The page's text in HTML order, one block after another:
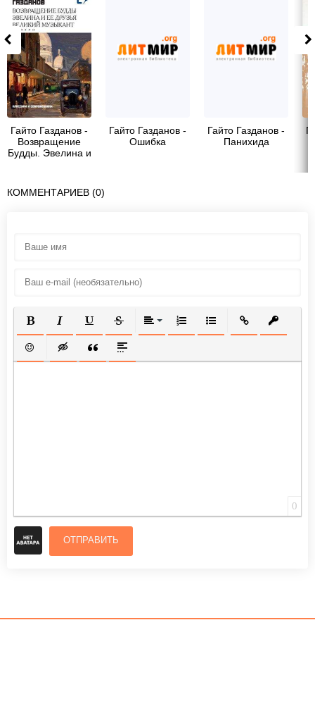
Гайто Газданов -
Возвращение
Будды. Эвелина и
(сборник)
Гайто Газданов -
Ошибка
Гайто Газданов -
Панихида
КОММЕНТАРИЕВ (0)
ПОЛУЖИРНЫЙ
КУРСИВПОДЧЕРКНУТЫЙ
ЗАЧЕРКНУТЫЙВЫРАВНИВАНИЕ
НУМЕРОВАННЫЙ СПИСОК
МАРКИРОВАННЫЙ
ВСТАВИТЬ
ВСТАВИТЬ СМАЙЛИК
ВСТАВКА СКРЫТОГО ТЕКСТА
ВСТАВКА ЦИТАТЫ
ВСТАВКА СПОЙЛЕРА
0
ОТПРАВИТЬ